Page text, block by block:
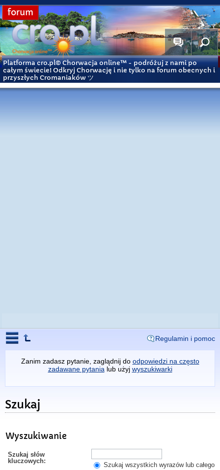
forum
Platforma cro.pl© Chorwacja online™ - podróżuj z nami po
całym świecie! Odkryj Chorwację i nie tylko na forum obecnych i
przyszłych Cromaniaków ツ
Regulamin i pomoc
Zanim zadasz pytanie, zaglądnij do odpowiedzi na często
zadawane pytania lub użyj wyszukiwarki
Szukaj
Wyszukiwanie
Szukaj słów
kluczowych:
Szukaj wszystkich wyrazów lub całego